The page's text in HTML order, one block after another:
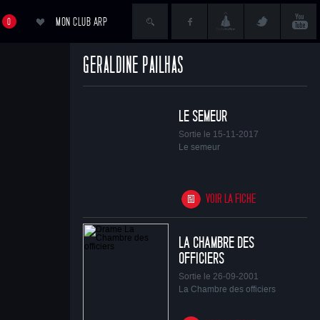
MON CLUB ARP
0
GÉRALDINE PAILHAS
LE SEMEUR
Sortie le 15-11-2017
Le semeur
VOIR LA FICHE
LA CHAMBRE DES
OFFICIERS
Sortie le 26-09-2001
La Chambre des officiers